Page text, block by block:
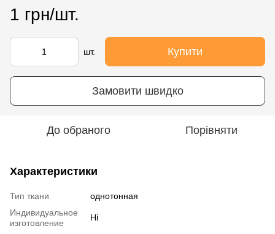
1 грн/шт.
шт. Купити
Замовити швидко
До обраного Порівняти
Характеристики
Тип ткани
однотонная
Индивидуальное
изготовление
Ні